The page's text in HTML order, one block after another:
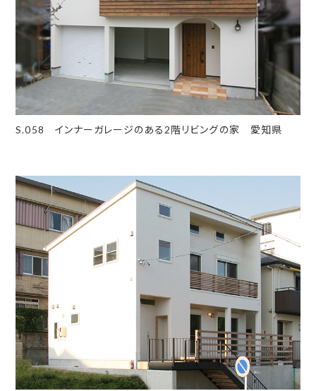
S.058 インナーガレージのある2階リビングの家 愛知県